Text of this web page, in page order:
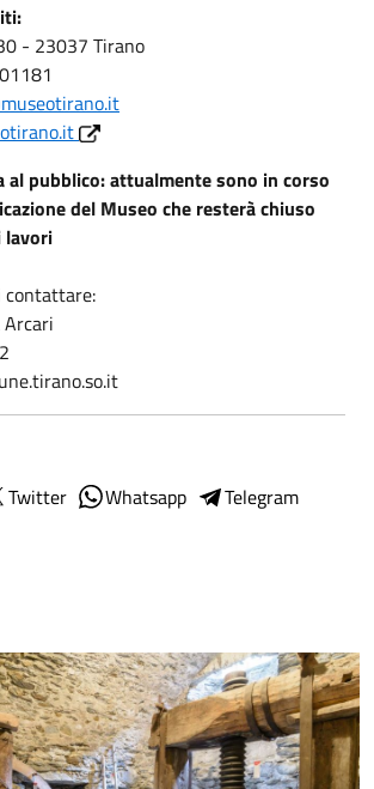
- 23037 Tirano
al pubblico:attualmente sono in corso
del Museo che resterà chiuso
lavori
contattare:
Twitter Whatsapp
Telegram